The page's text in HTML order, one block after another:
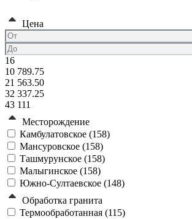
Цена
16
10 789.75
21 563.50
32 337.25
43 111
Месторождение
Камбулатовское (158)
Мансуровское (158)
Ташмурунское (158)
Малыгинское (158)
Южно-Султаевское (148)
Обработка гранита
Термообработанная (115)